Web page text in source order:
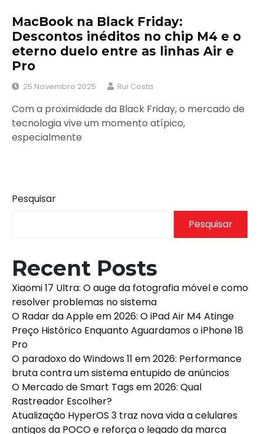
MacBook na Black Friday:
Descontos inéditos no chip M4 e o
eterno duelo entre as linhas Air e
Pro
25 Novembro 2025 Rui Costa
Com a proximidade da Black Friday, o mercado de
tecnologia vive um momento atípico,
especialmente
Pesquisar
Pesquisar
Recent Posts
Xiaomi 17 Ultra: O auge da fotografia móvel e como
resolver problemas no sistema
O Radar da Apple em 2026: O iPad Air M4 Atinge
Preço Histórico Enquanto Aguardamos o iPhone 18
Pro
O paradoxo do Windows 11 em 2026: Performance
bruta contra um sistema entupido de anúncios
O Mercado de Smart Tags em 2026: Qual
Rastreador Escolher?
Atualização HyperOS 3 traz nova vida a celulares
antigos da POCO e reforça o legado da marca